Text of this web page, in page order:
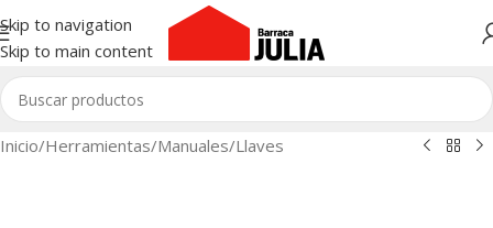
Skip to navigation
Skip to main content
Inicio/Herramientas/Manuales/Llaves